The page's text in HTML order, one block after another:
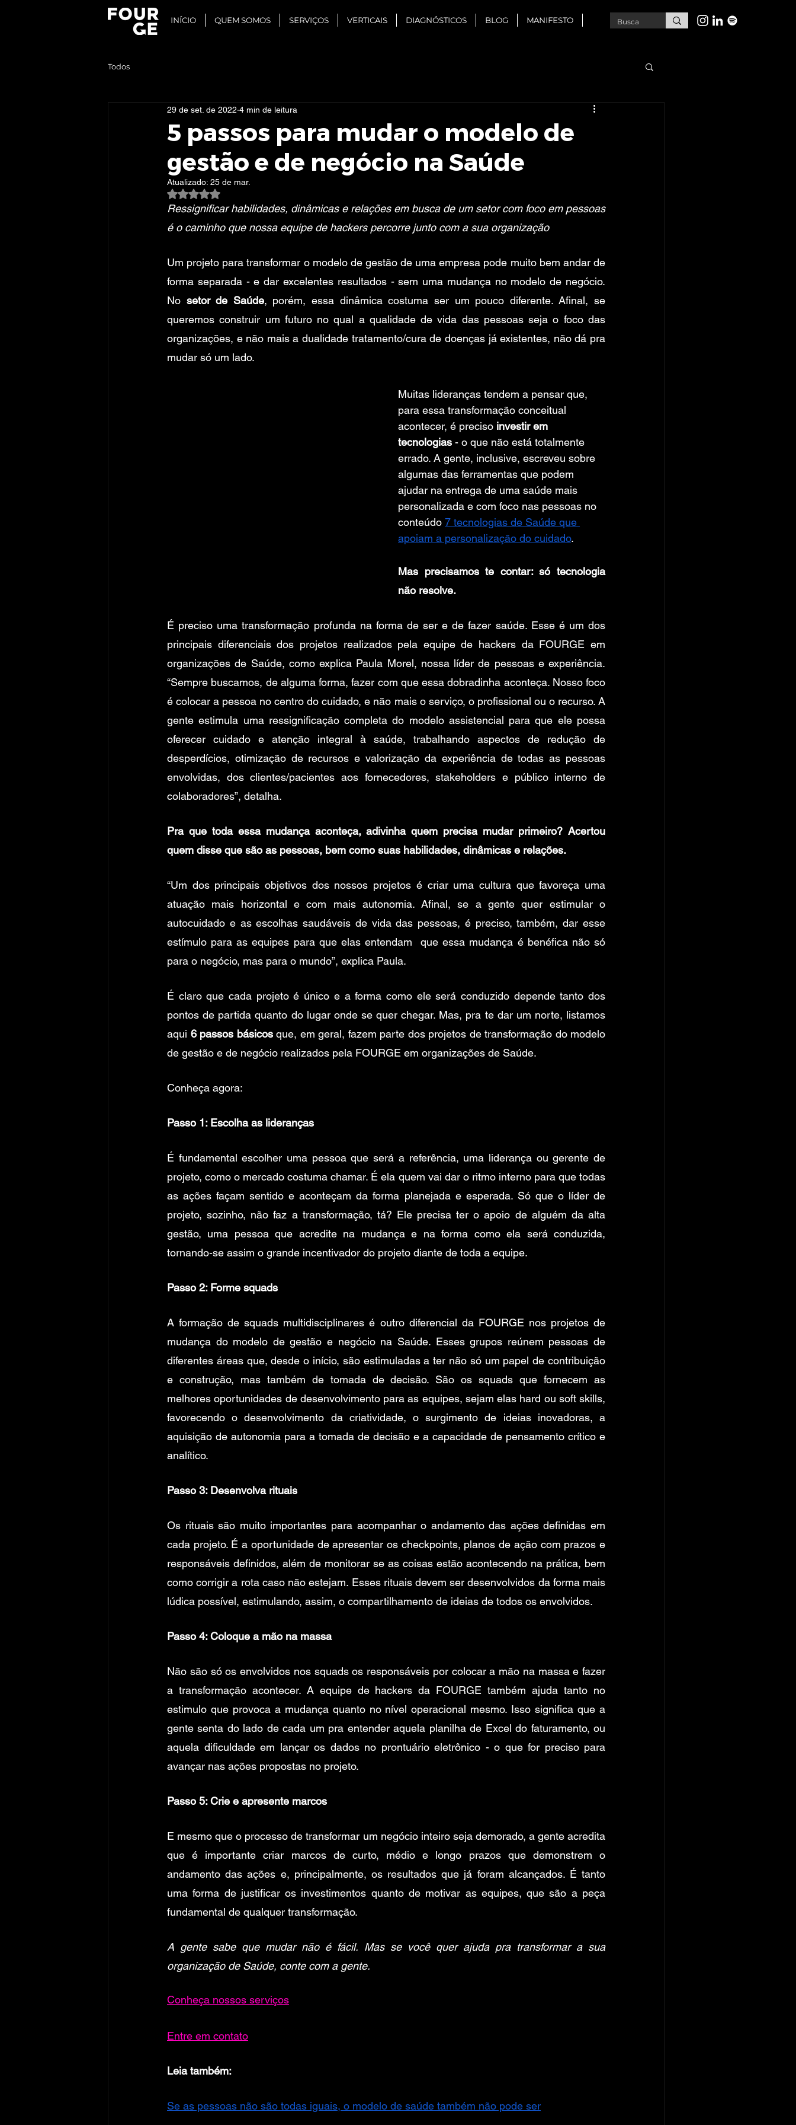
INÍCIO QUEM SOMOS SERVIÇOS VERTICAIS DIAGNÓSTICOS BLOG MANIFESTO
Todos
5 passos para mudar o modelo de
gestão e de negócio na Saúde
29 de set. de 2022 4 min de leitura
Atualizado: 25 de mar.
Avaliado com NaN de 5 estrelas.
Ressignificar habilidades, dinâmicas e relações em busca de um setor com foco em pessoas
é o caminho que nossa equipe de hackers percorre junto com a sua organização
Um projeto para transformar o modelo de gestão de uma empresa pode muito bem andar de
forma separada - e dar excelentes resultados - sem uma mudança no modelo de negócio.
No setor de Saúde, porém, essa dinâmica costuma ser um pouco diferente. Afinal, se
queremos construir um futuro no qual a qualidade de vida das pessoas seja o foco das
organizações, e não mais a dualidade tratamento/cura de doenças já existentes, não dá pra
mudar só um lado.
Muitas lideranças tendem a pensar que,
para essa transformação conceitual
acontecer, é preciso investir em
tecnologias - o que não está totalmente
errado. A gente, inclusive, escreveu sobre
algumas das ferramentas que podem
ajudar na entrega de uma saúde mais
personalizada e com foco nas pessoas no
conteúdo 7 tecnologias de Saúde que
apoiam a personalização do cuidado.
Mas precisamos te contar: só tecnologia
não resolve.
É preciso uma transformação profunda na forma de ser e de fazer saúde. Esse é um dos
principais diferenciais dos projetos realizados pela equipe de hackers da FOURGE em
organizações de Saúde, como explica Paula Morel, nossa líder de pessoas e experiência.
“Sempre buscamos, de alguma forma, fazer com que essa dobradinha aconteça. Nosso foco
é colocar a pessoa no centro do cuidado, e não mais o serviço, o profissional ou o recurso. A
gente estimula uma ressignificação completa do modelo assistencial para que ele possa
oferecer cuidado e atenção integral à saúde, trabalhando aspectos de redução de
desperdícios, otimização de recursos e valorização da experiência de todas as pessoas
envolvidas, dos clientes/pacientes aos fornecedores, stakeholders e público interno de
colaboradores”, detalha.
Pra que toda essa mudança aconteça, adivinha quem precisa mudar primeiro? Acertou
quem disse que são as pessoas, bem como suas habilidades, dinâmicas e relações.
“Um dos principais objetivos dos nossos projetos é criar uma cultura que favoreça uma
atuação mais horizontal e com mais autonomia. Afinal, se a gente quer estimular o
autocuidado e as escolhas saudáveis de vida das pessoas, é preciso, também, dar esse
estímulo para as equipes para que elas entendam  que essa mudança é benéfica não só
para o negócio, mas para o mundo”, explica Paula.
É claro que cada projeto é único e a forma como ele será conduzido depende tanto dos
pontos de partida quanto do lugar onde se quer chegar. Mas, pra te dar um norte, listamos
aqui 6 passos básicos que, em geral, fazem parte dos projetos de transformação do modelo
de gestão e de negócio realizados pela FOURGE em organizações de Saúde.
Conheça agora:
Passo 1: Escolha as lideranças
É fundamental escolher uma pessoa que será a referência, uma liderança ou gerente de
projeto, como o mercado costuma chamar. É ela quem vai dar o ritmo interno para que todas
as ações façam sentido e aconteçam da forma planejada e esperada. Só que o líder de
projeto, sozinho, não faz a transformação, tá? Ele precisa ter o apoio de alguém da alta
gestão, uma pessoa que acredite na mudança e na forma como ela será conduzida,
tornando-se assim o grande incentivador do projeto diante de toda a equipe.
Passo 2: Forme squads
A formação de squads multidisciplinares é outro diferencial da FOURGE nos projetos de
mudança do modelo de gestão e negócio na Saúde. Esses grupos reúnem pessoas de
diferentes áreas que, desde o início, são estimuladas a ter não só um papel de contribuição
e construção, mas também de tomada de decisão. São os squads que fornecem as
melhores oportunidades de desenvolvimento para as equipes, sejam elas hard ou soft skills,
favorecendo o desenvolvimento da criatividade, o surgimento de ideias inovadoras, a
aquisição de autonomia para a tomada de decisão e a capacidade de pensamento crítico e
analítico.
Passo 3: Desenvolva rituais
Os rituais são muito importantes para acompanhar o andamento das ações definidas em
cada projeto. É a oportunidade de apresentar os checkpoints, planos de ação com prazos e
responsáveis definidos, além de monitorar se as coisas estão acontecendo na prática, bem
como corrigir a rota caso não estejam. Esses rituais devem ser desenvolvidos da forma mais
lúdica possível, estimulando, assim, o compartilhamento de ideias de todos os envolvidos.
Passo 4: Coloque a mão na massa
Não são só os envolvidos nos squads os responsáveis por colocar a mão na massa e fazer
a transformação acontecer. A equipe de hackers da FOURGE também ajuda tanto no
estimulo que provoca a mudança quanto no nível operacional mesmo. Isso significa que a
gente senta do lado de cada um pra entender aquela planilha de Excel do faturamento, ou
aquela dificuldade em lançar os dados no prontuário eletrônico - o que for preciso para
avançar nas ações propostas no projeto.
Passo 5: Crie e apresente marcos
E mesmo que o processo de transformar um negócio inteiro seja demorado, a gente acredita
que é importante criar marcos de curto, médio e longo prazos que demonstrem o
andamento das ações e, principalmente, os resultados que já foram alcançados. É tanto
uma forma de justificar os investimentos quanto de motivar as equipes, que são a peça
fundamental de qualquer transformação.
A gente sabe que mudar não é fácil. Mas se você quer ajuda pra transformar a sua
organização de Saúde, conte com a gente.
Conheça nossos serviços
Entre em contato
Leia também:
Se as pessoas não são todas iguais, o modelo de saúde também não pode ser